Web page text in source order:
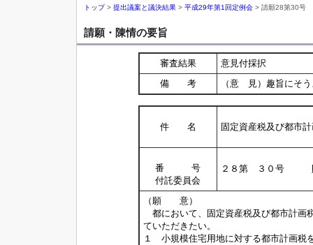
トップ> 提出議案と議決結果 > 平成29年第1回定例会 > 請願28第30号
請願・陳情の要旨
審査結果
意見付採択
備 考
（意 見）趣旨にそ
件 名 固定資産税及び都市
番 号
付託委員会
２８第 ３０号
（願 意）
都において、固定資産税及び都市計画
ていただきたい。
１ 小規模住宅用地に対する都市計画税